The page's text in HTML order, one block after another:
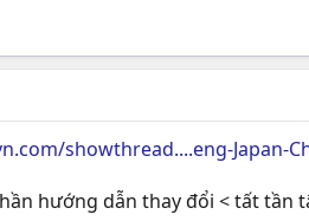
showthread....eng-Japan-
hướng dẫn thay đổi < tất tần